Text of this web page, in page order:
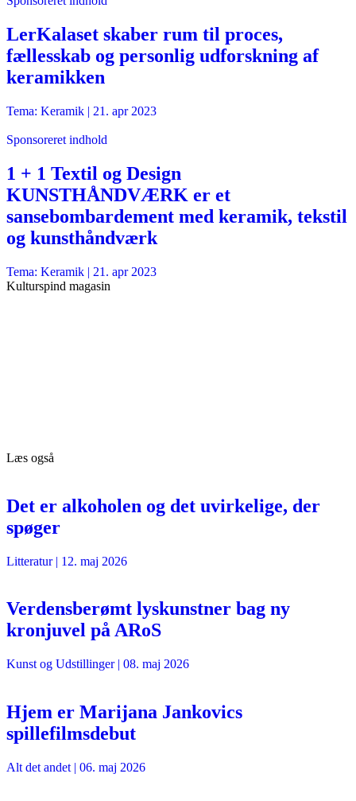
LerKalaset skaber rum til proces,
fællesskab og personlig udforskning af
keramikken
Tema: Keramik | 21. apr 2023
Sponsoreret indhold
1 + 1 Textil og Design
KUNSTHÅNDVÆRK er et
sansebombardement med keramik, tekstil
og kunsthåndværk
Tema: Keramik | 21. apr 2023
Kulturspind magasin
Læs også
Det er alkoholen og det uvirkelige, der
spøger
Litteratur| 12. maj 2026
Verdensberømt lyskunstner bag ny
kronjuvel på ARoS
Kunst og Udstillinger| 08. maj 2026
Hjem er Marijana Jankovics
spillefilmsdebut
Alt det andet | 06. maj 2026